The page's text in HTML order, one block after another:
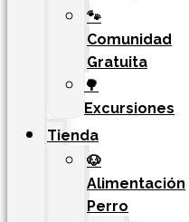
🐾
Comunidad
Gratuita
🌳
Excursiones
Tienda
🐶
Alimentación
Perro